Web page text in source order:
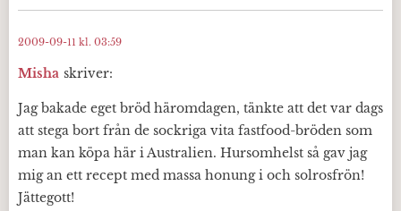
Misha skriver:
2009-09-11 kl. 03:59
Jag bakade eget bröd häromdagen, tänkte att det var dags
att stega bort från de sockriga vita fastfood-bröden som
man kan köpa här i Australien. Hursomhelst så gav jag
mig an ett recept med massa honung i och solrosfrön!
Jättegott!